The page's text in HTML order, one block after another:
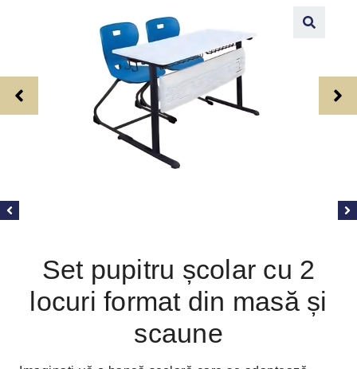
Set pupitru școlar cu 2
locuri format din masă și
scaune